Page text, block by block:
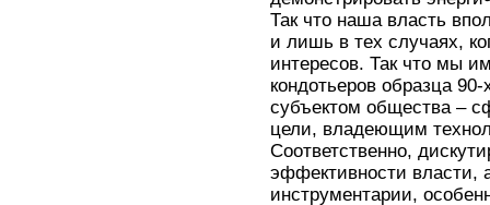
Так что наша власть
и лишь в тех случаях,
интересов. Так что мы
кондотьеров образца
субъектом общества –
цели, владеющим
Соответственно,
эффективности власти,
инструментарии,